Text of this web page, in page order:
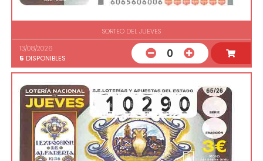
SORTEO DEL JUEVES
13/08/2026
5 DISPONIBLES 0